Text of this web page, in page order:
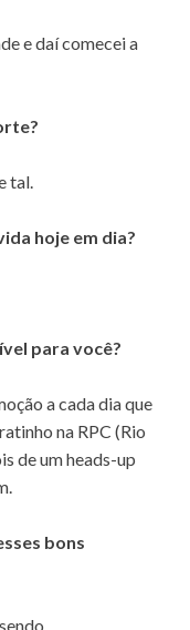
e daí comecei a
tal.
hoje em dia?
para você?
a cada dia que
na RPC (Rio
de um heads-up
bons